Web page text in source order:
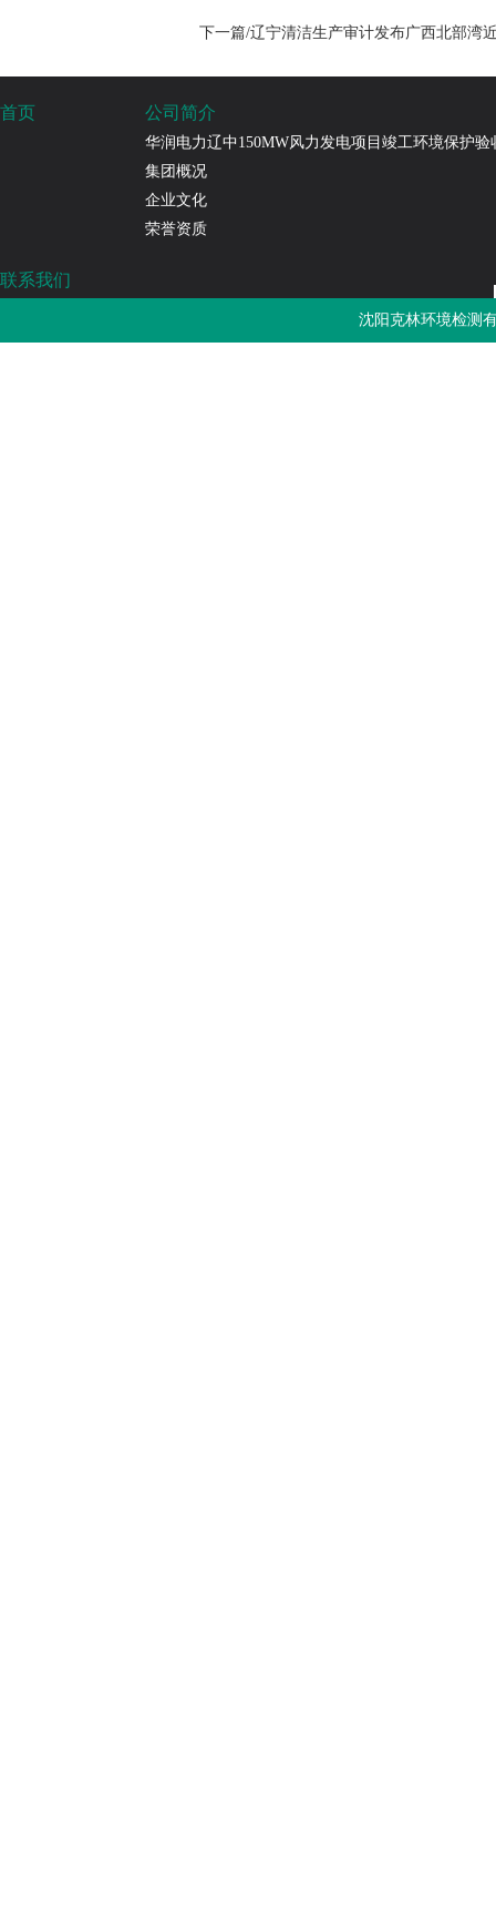
下一篇/辽宁清洁生产审计发布广西北部湾
首页 公司简介
华润电力辽中150MW风力发电项目竣工环境保护验
集团概况
企业文化
荣誉资质
联系我们
免费热线：4000-787-252
沈阳克林环境检测